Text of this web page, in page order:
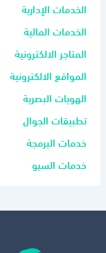
الخدمات الإدارية
الخدمات المالية
المتاجر الالكترونية
المواقع الالكترونية
الهويات البصرية
تطبيقات الجوال
خدمات البرمجة
خدمات السيو